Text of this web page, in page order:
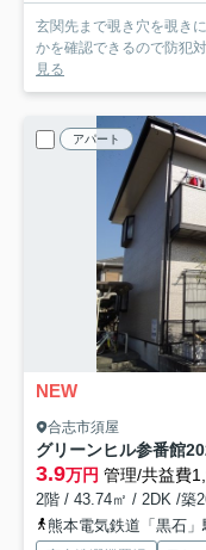
玄関先まで覗き穴を覗き
かを確認できるので防犯
見る
アパート
NEW
合志市須屋
グリーンヒル参番館
3.9万円 管理/共益費
2階 / 43.74㎡ / 2DK /築
熊本電気鉄道「黒石